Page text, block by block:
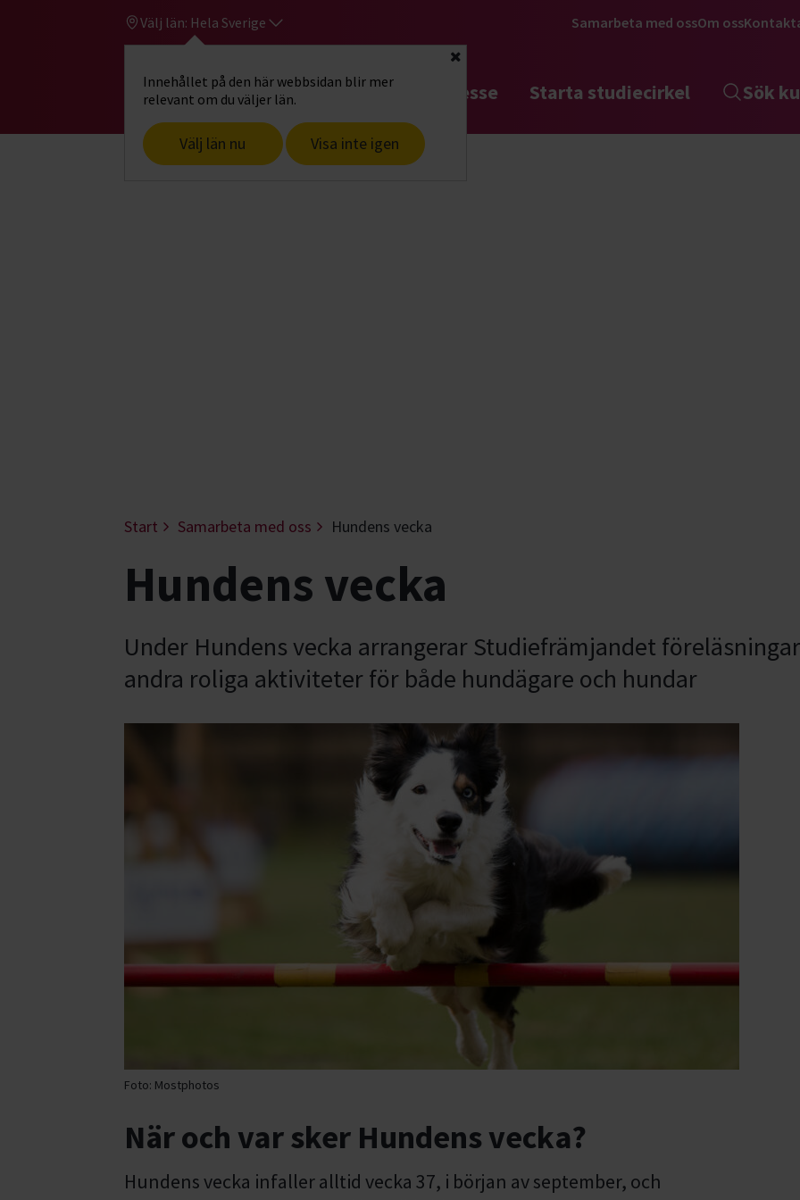
Välj län: Hela Sverige
Innehållet på den här webbsidan blir mer
relevant om du väljer län.
Välj län nu Visa inte igen
Stäng
Samarbeta med ossOm oss
Gå till studiefrämjandets startsidaHitta intresse Starta studiecirkel Sök
Start Samarbeta med oss Hundens vecka
Hundens vecka
Under Hundens vecka arrangerar Studiefrämjandet
andra roliga aktiviteter för både hundägare och hundar
Foto: Mostphotos
När och var sker Hundens vecka?
Hundens vecka infaller alltid vecka 37, i början av september, och